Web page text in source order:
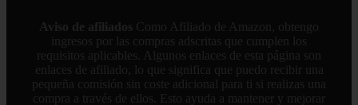
Aviso de afiliados Como Afiliado de Amazon, obtengo
ingresos por las compras adscritas que cumplen los
requisitos aplicables. Algunos enlaces de esta página son
enlaces de afiliado, lo que significa que puedo recibir una
pequeña comisión sin coste adicional para ti si realizas una
compra a través de ellos. Esto ayuda a mantener y mejorar